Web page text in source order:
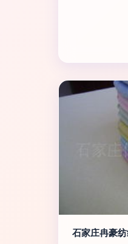
石家庄冉豪